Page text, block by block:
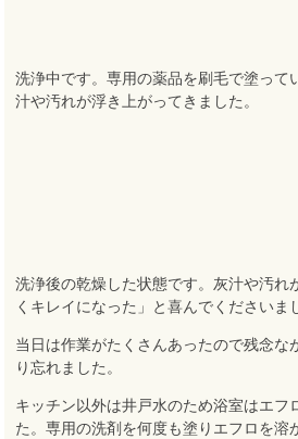
洗浄中です。専用の薬品を刷毛で塗って
汁や汚れが浮き上がってきました。
洗浄後の乾燥した状態です。灰汁や汚れ
くキレイになった」と喜んでくださいま
当日は作業がたくさんあったので残念な
り忘れました。
キッチン以外は井戸水のため浴室はエフ
た。専用の洗剤を何度も塗りエフロを溶